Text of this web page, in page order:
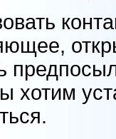
хотим